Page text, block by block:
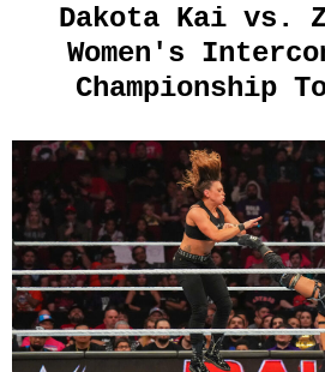
Dakota Kai vs.
Women's
Championship